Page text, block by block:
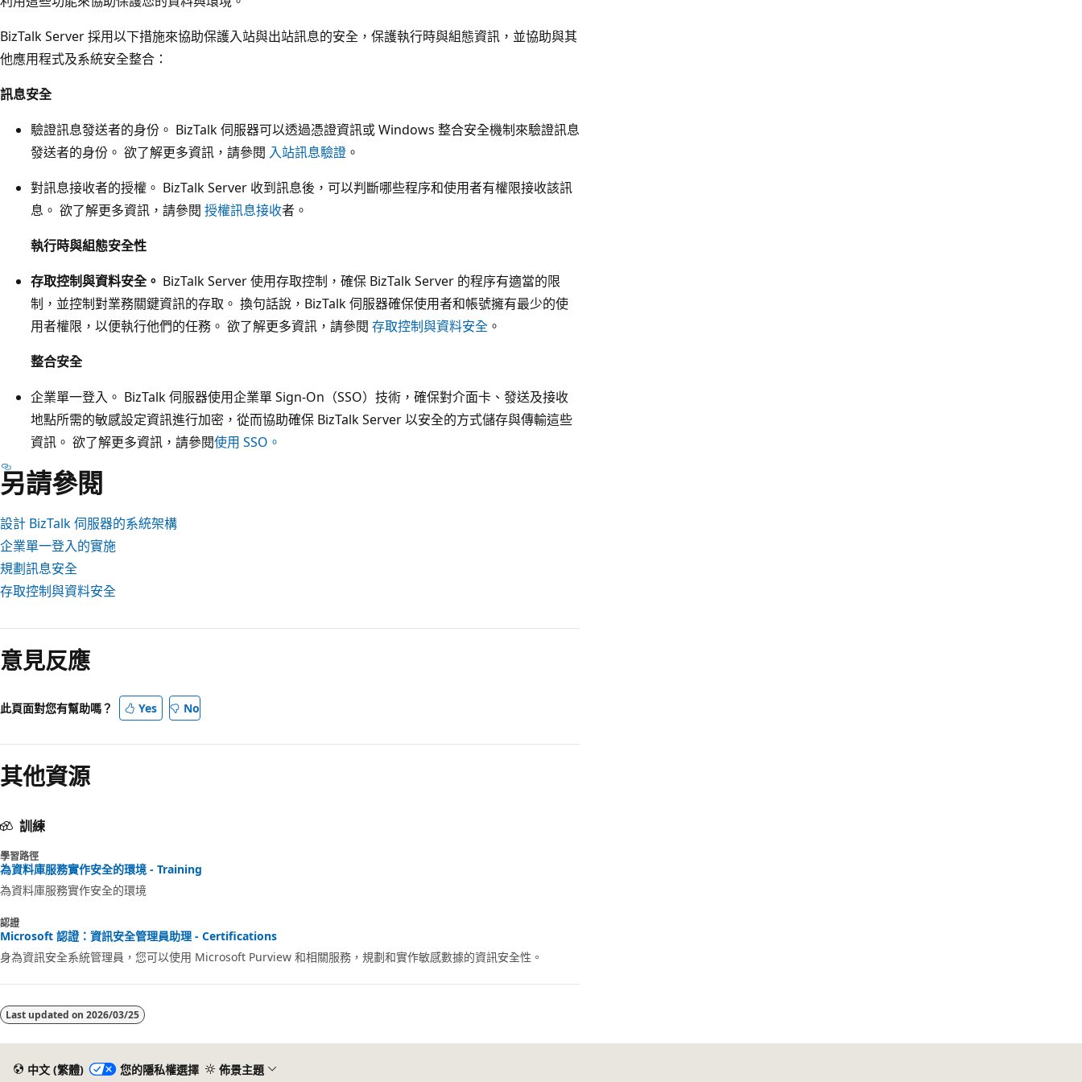
BizTalk Server 採用以下措施來協助保護入站與出站訊息的安全，保護執行時與組態資訊，並協助與其
他應用程式及系統安全整合：
訊息安全
驗證訊息發送者的身份。 BizTalk 伺服器可以透過憑證資訊或 Windows 整合安全機制來驗證訊息
發送者的身份。 欲了解更多資訊，請參閱 入站訊息驗證 。
對訊息接收者的授權。 BizTalk Server 收到訊息後，可以判斷哪些程序和使用者有權限接收該訊
息。 欲了解更多資訊，請參閱 授權訊息接收者。
執行時與組態安全性
存取控制與資料安全。 BizTalk Server 使用存取控制，確保 BizTalk Server 的程序有適當的限
制，並控制對業務關鍵資訊的存取。 換句話說，BizTalk 伺服器確保使用者和帳號擁有最少的使
用者權限，以便執行他們的任務。 欲了解更多資訊，請參閱 存取控制與資料安全 。
整合安全
企業單一登入。 BizTalk 伺服器使用企業單 Sign-On（SSO）技術，確保對介面卡、發送及接收
地點所需的敏感設定資訊進行加密，從而協助確保 BizTalk Server 以安全的方式儲存與傳輸這些
資訊。 欲了解更多資訊，請參閱使用 SSO。
另請參閱
設計 BizTalk 伺服器的系統架構
企業單一登入的實施
規劃訊息安全
存取控制與資料安全
讀
模
已
用
意見反應
此頁面對您有幫助嗎？ Yes No
其他資源
訓練
學習路徑
為資料庫服務實作安全的環境 - Training
為資料庫服務實作安全的環境
認證
Microsoft 認證：資訊安全管理員助理 - Certifications
身為資訊安全系統管理員，您可以使用 Microsoft Purview 和相關服務，規劃和實作敏感數據的資訊安全性。
Last updated on 2026/03/25
中文 (繁體) 您的隱私權選擇 佈景主題